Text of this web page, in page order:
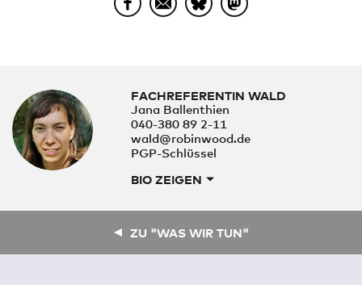
FACHREFERENTIN WALD
Jana Ballenthien
040-380 89 2-11
wald@robinwood.de
PGP-Schlüssel
BIO ZEIGEN
ZU "WAS WIR TUN"